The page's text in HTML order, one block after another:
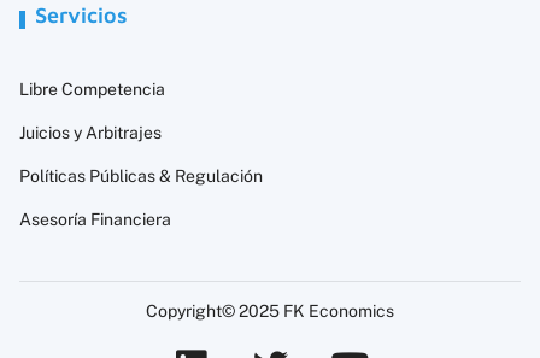
Servicios
Libre Competencia
Juicios y Arbitrajes
Políticas Públicas & Regulación
Asesoría Financiera
Copyright© 2025 FK Economics